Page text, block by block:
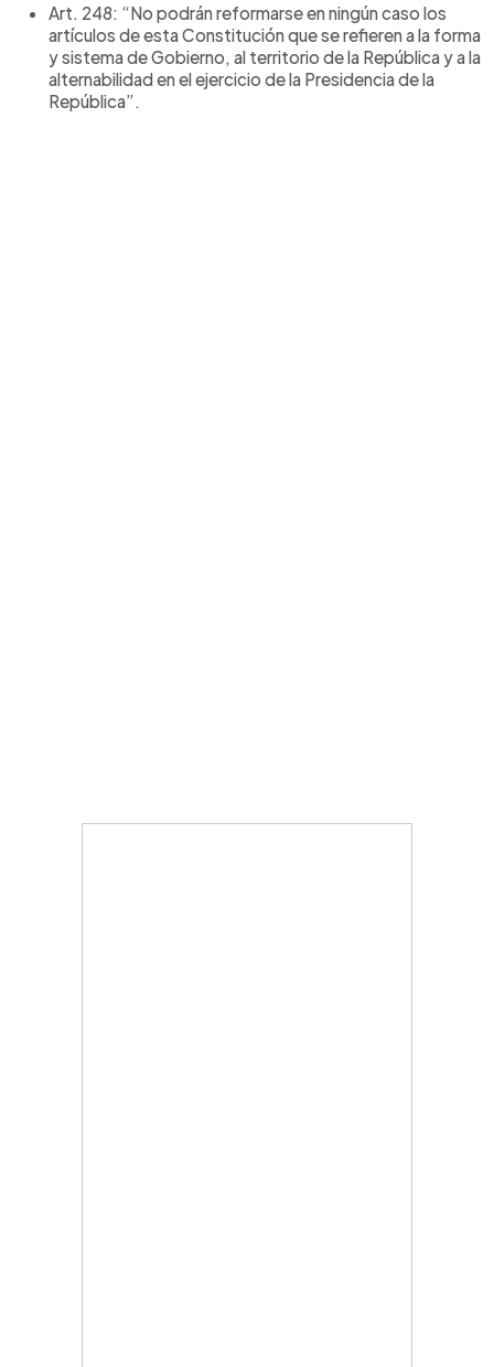
Art. 248: “No podrán reformarse en ningún caso los
artículos de esta Constitución que se refieren a la forma
y sistema de Gobierno, al territorio de la República y a la
alternabilidad en el ejercicio de la Presidencia de la
República”.